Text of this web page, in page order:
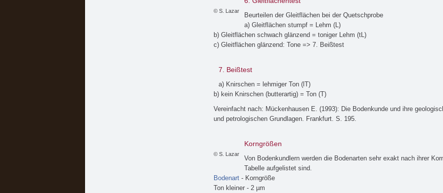
© S. Lazar
Beurteilen der Gleitflächen bei der Quetschprobe
a) Gleitflächen stumpf = Lehm (L)
b) Gleitflächen schwach glänzend = toniger Lehm (tL)
c) Gleitflächen glänzend: Tone => 7. Beißtest
7. Beißtest
a) Knirschen = lehmiger Ton (lT)
b) kein Knirschen (butterartig) = Ton (T)
Vereinfacht nach: Mückenhausen E. (1993): Die Bodenkunde und ihre
und petrologischen Grundlagen. Frankfurt. S. 195.
© S. Lazar
Korngrößen
Von Bodenkundlern werden die Bodenarten sehr exakt nach ihrer
Tabelle aufgelistet sind.
Bodenart - Korngröße
Ton kleiner - 2 µm